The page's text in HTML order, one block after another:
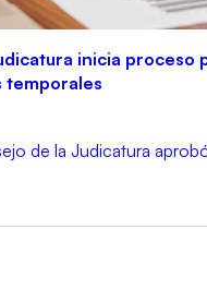
inicia proceso
temporales
de la Judicatura